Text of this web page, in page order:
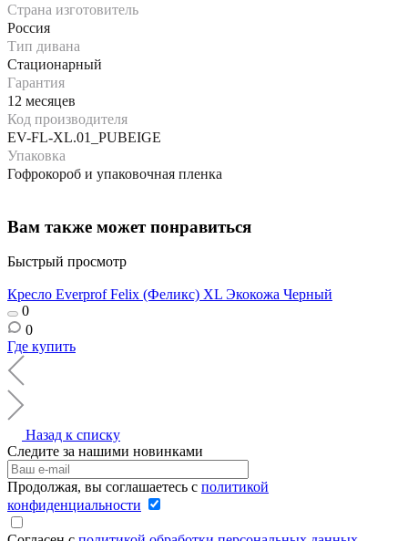
Страна изготовитель
Россия
Тип дивана
Стационарный
Гарантия
12 месяцев
Код производителя
EV-FL-XL.01_PUBEIGE
Упаковка
Гофрокороб и упаковочная пленка
Вам также может понравиться
Быстрый просмотр
Кресло Everprof Felix (Феликс) XL Экокожа Черный
0
0
Где купить
Назад к списку
Следите за нашими новинками
Продолжая, вы соглашаетесь с политикой
конфиденциальности